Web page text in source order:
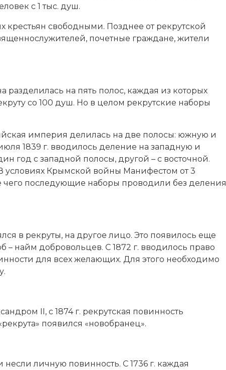
с 1 тыс. душ.
свободными. Позднее от рекрутской
почетные граждане, жители
на пять полос, каждая из которых
со 100 душ. Но в целом рекрутские наборы
империя делилась на две полосы: южную и
1839 г. вводилось деление на западную и
год с западной полосы, другой – с восточной.
условиях Крымской войны Манифестом от 3
чего последующие наборы проводили без деления
в рекруты, на другое лицо. Это появилось еще
найм добровольцев. С 1872 г. вводилось право
для всех желающих. Для этого необходимо
II, с 1874 г. рекрутская повинность
появился «новобранец».
личную повинность. С 1736 г. каждая